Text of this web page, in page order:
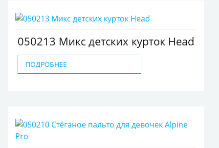
050213 Микс детских курток Head
ПОДРОБНЕЕ